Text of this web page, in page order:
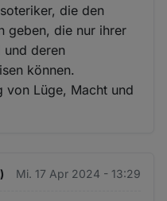
die den
geben, die nur ihrer
und deren
können.
von Lüge, Macht und
Mi. 17 Apr 2024 - 13:29